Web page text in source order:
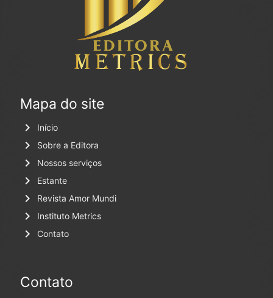
Mapa do site
keyboard_arrow_right Início
keyboard_arrow_right Sobre a Editora
keyboard_arrow_right Nossos serviços
keyboard_arrow_right Estante
keyboard_arrow_right Revista Amor Mundi
keyboard_arrow_right Instituto Metrics
keyboard_arrow_right Contato
Contato